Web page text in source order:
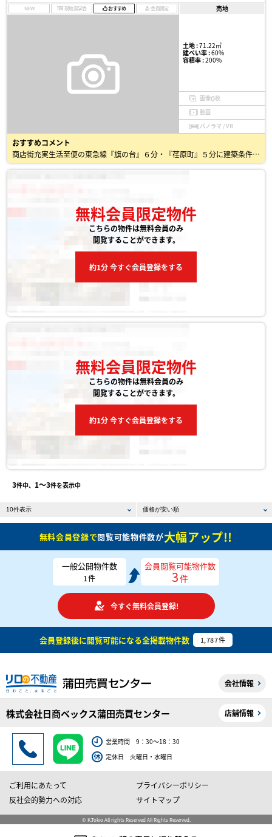
NEW 現地見学会 おすすめ 会員限定 売地
土地 :71.22㎡
建ぺい率 :60%
容積率 :200%
画像0枚
動画
パノラマ / VR
おすすめコメント
商店街充実生活至便の東急線『旗の台』６分・『荏原町』５分に建築条件なしの宅地分譲です。開放感あふれる角地につき陽当り・通風良好、お好きなプランで注文住宅をどうぞ
無料会員限定物件
こちらの物件は無料会員のみ
閲覧することができます。
約1分 今すぐ会員登録をする
無料会員限定物件
こちらの物件は無料会員のみ
閲覧することができます。
約1分 今すぐ会員登録をする
3件中、 1〜3件を表示中
無料会員登録で閲覧可能物件数が大幅アップ!!
一般公開物件数
1件
会員閲覧可能物件数
3件
今すぐ無料会員登録!
会員登録後に閲覧可能になる全掲載物件数 1,787件
会社情報
株式会社日商ベックス蒲田売買センター 店舗情報
営業時間 9：30～18：30
定休日 火曜日・水曜日
ご利用にあたって
プライバシーポリシー
反社会的勢力への対応
サイトマップ
© K.Tokio All rights Reserved All Rights Reserved.